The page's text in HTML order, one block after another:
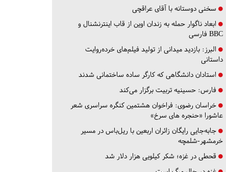
سخنی دوستانه با آقای عراقچی
ابعاد ناگوار حمله به زندان اوین از قاب اینترنشنال و
BBC فارسی
البرز: بازدید میدانی از تولید فیلم‌های خرده‌روایت
داستانی
استادان دانشگاهی که کارگر ساده ساختمانی شدند
فارس: حسینیه تربیت برگزار می‌کند
خراسان رضوی: فراخوان هشتمین کنگره سراسری شعر
عاشورا «حنجره های سرخ»
جابه‌جایی رایگان زائران اربعین با ریل‌باس در مسیر
خرمشهر-شلمچه
قحطی در غزه؛ شکر کیلویی هزار دلار شد